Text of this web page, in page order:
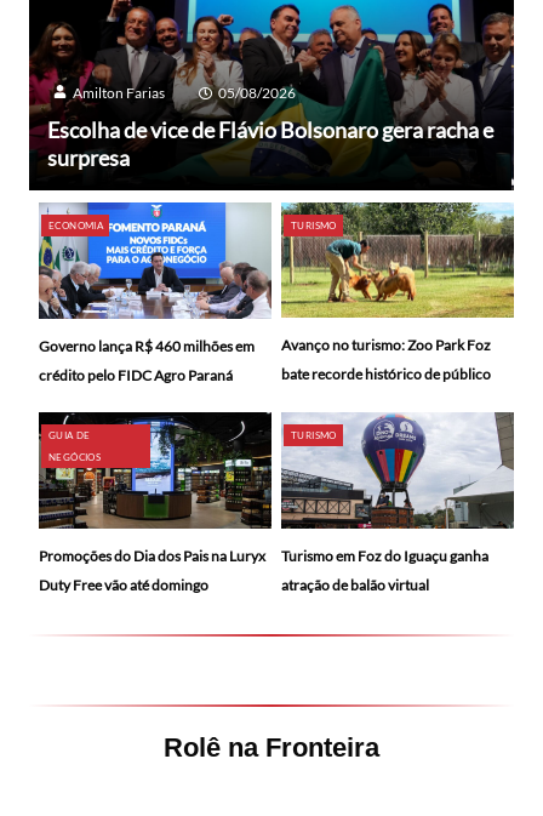
Amilton Farias 05/08/2026
Escolha de vice de Flávio Bolsonaro gera racha e
surpresa
ECONOMIA
Governo lança R$ 460 milhões em
crédito pelo FIDC Agro Paraná
TURISMO
Avanço no turismo: Zoo Park Foz
bate recorde histórico de público
GUIA DE
NEGÓCIOS
Promoções do Dia dos Pais na Luryx
Duty Free vão até domingo
TURISMO
Turismo em Foz do Iguaçu ganha
atração de balão virtual
Rolê na Fronteira